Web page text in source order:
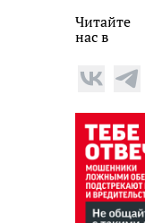
Читайте
нас в